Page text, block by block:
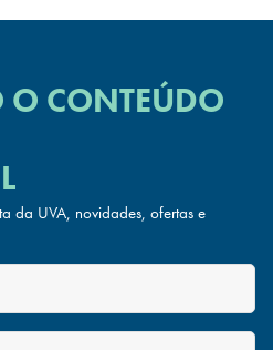
O CONTEÚDO
da UVA, novidades, ofertas e